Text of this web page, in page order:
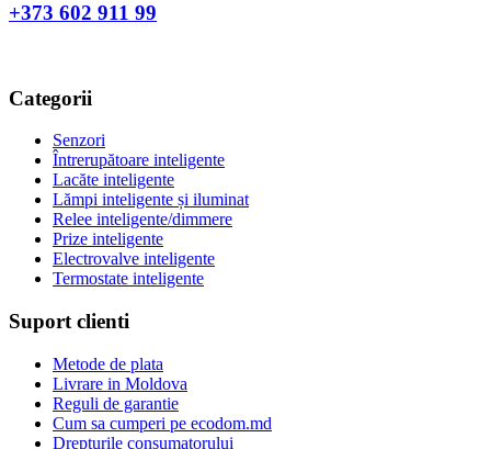
+373 602 911 99
Categorii
Senzori
Întrerupătoare inteligente
Lacăte inteligente
Lămpi inteligente și iluminat
Relee inteligente/dimmere
Prize inteligente
Electrovalve inteligente
Termostate inteligente
Suport clienti
Metode de plata
Livrare in Moldova
Reguli de garantie
Cum sa cumperi pe ecodom.md
Drepturile consumatorului